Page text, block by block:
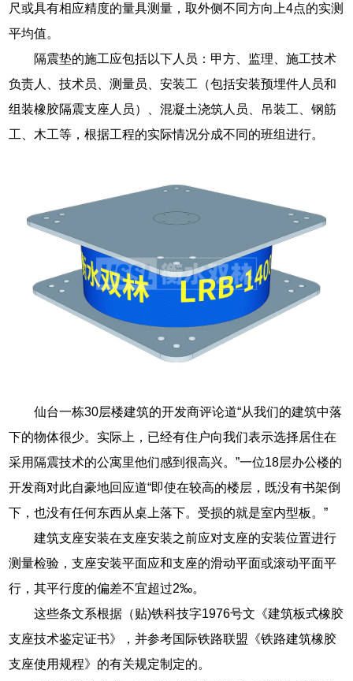
尺或具有相应精度的量具测量，取外侧不同方向上4点的实测
平均值。
隔震垫的施工应包括以下人员：甲方、监理、施工技术
负责人、技术员、测量员、安装工（包括安装预埋件人员和
组装橡胶隔震支座人员）、混凝土浇筑人员、吊装工、钢筋
工、木工等，根据工程的实际情况分成不同的班组进行。
仙台一栋30层楼建筑的开发商评论道“从我们的建筑中落
下的物体很少。实际上，已经有住户向我们表示选择居住在
采用隔震技术的公寓里他们感到很高兴。”一位18层办公楼的
开发商对此自豪地回应道“即使在较高的楼层，既没有书架倒
下，也没有任何东西从桌上落下。受损的就是室内型板。”
建筑支座安装在支座安装之前应对支座的安装位置进行
测量检验，支座安装平面应和支座的滑动平面或滚动平面平
行，其平行度的偏差不宜超过2‰。
这些条文系根据（贴)铁科技字1976号文《建筑板式橡胶
支座技术鉴定证书》，并参考国际铁路联盟《铁路建筑橡胶
支座使用规程》的有关规定制定的。